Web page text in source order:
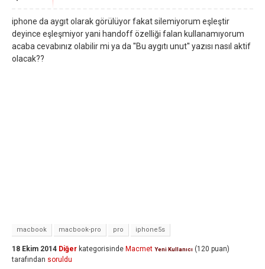
iphone da aygıt olarak görülüyor fakat silemiyorum eşleştir
deyince eşleşmiyor yani handoff özelliği falan kullanamıyorum
acaba cevabınız olabilir mi ya da ''Bu aygıtı unut'' yazısı nasıl aktif
olacak??
macbook macbook-pro pro iphone5s
18 Ekim 2014 Diğer kategorisinde Macmet Yeni Kullanıcı (120 puan)
tarafından soruldu